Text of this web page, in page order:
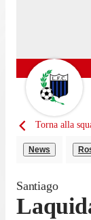
Torna alla
News
Santiago